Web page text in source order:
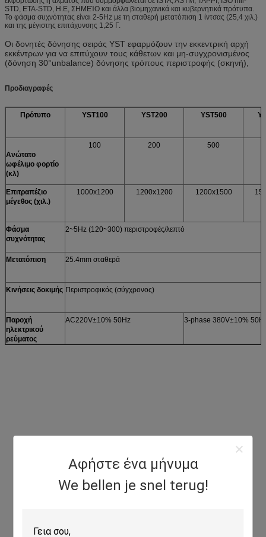
Αφήστε ένα μήνυμα
We bellen je snel terug!
STD, ΕΤΑ-STD, Η.Ε, ΣΗΜΕΊΟ και άλλα βιομηχανικά και κυβερνητικά πρότυπα.
Το φάσμα συχνότητας είναι 2-5Hz με τη σταθερή μετατόπιση 1 ίντσας (25,4 χιλ.)
και της μέγιστης επιτάχυνσης 1,25 Γ.
Οι δονητές δόνησης σειράς YST εφαρμόζουν την εκκεντρική αρχή
εκκέντρων για να επιτύχουν τους κάθετων και μη-συγχρονισμένος
(δόνηση 30°unbalance) δόνησης τρόπους περιστροφής (σκηνή),
Προδιαγραφές
Πρότυπο YST100 YST200 YST500
Ανώτατο
ωφέλιμο φορτίο
(κλ)
100 200 500
Επιτραπέζιο
μέγεθος (χιλ.)
1000x1200 1200x1200 1200x1500
Φάσμα
συχνότητας
2~5Hz (120~300) περιστροφές/λεπτό
Μετατόπιση 25.4mm σταθερά
Κινήσεις δοκιμής Περιστροφικός (σύγχρονος)
Παροχή
ηλεκτρικού
ρεύματος
AC220V±10% 50Hz 3-phase 380V±10%